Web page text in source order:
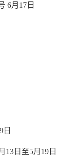
6月17日
日
13日至5月19日